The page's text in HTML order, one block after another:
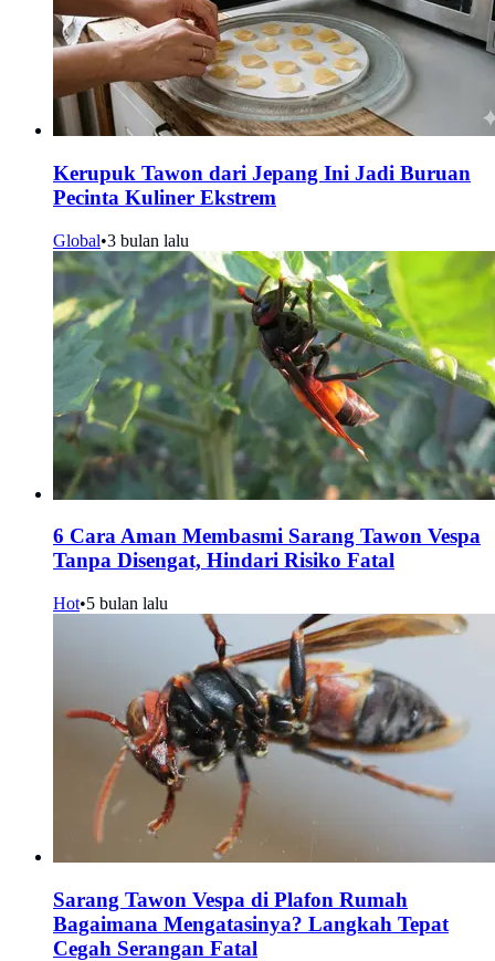
Kerupuk Tawon dari Jepang Ini Jadi Buruan
Pecinta Kuliner Ekstrem
Global•3 bulan lalu
6 Cara Aman Membasmi Sarang Tawon Vespa
Tanpa Disengat, Hindari Risiko Fatal
Hot•5 bulan lalu
Sarang Tawon Vespa di Plafon Rumah
Bagaimana Mengatasinya? Langkah Tepat
Cegah Serangan Fatal